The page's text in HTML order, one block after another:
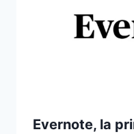
Evernote, la